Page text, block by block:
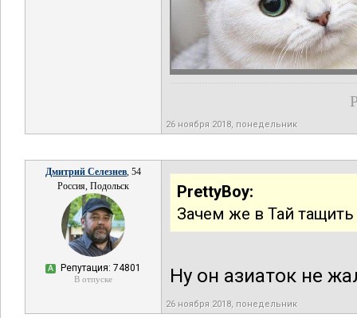
26 ноября 2018, понедельник
Дмитрий Селезнев, 54
Россия, Подольск
А Репутация: 74801
В отпуске
PrettyBoy:
Зачем же в Тай
Ну он азиаток не
26 ноября 2018, понедельник